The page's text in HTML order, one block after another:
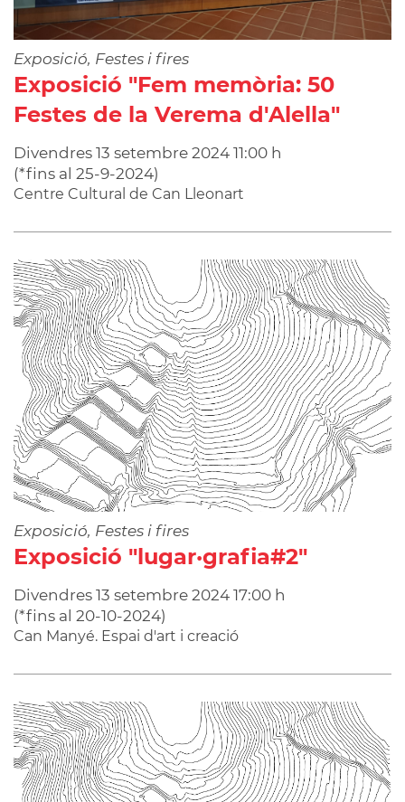
Exposició, Festes i fires
Exposició "Fem memòria: 50
Festes de la Verema d'Alella"
Divendres 13 setembre 2024 11:00 h
(*fins al 25-9-2024)
Centre Cultural de Can Lleonart
Exposició, Festes i fires
Exposició "lugar·grafia#2"
Divendres 13 setembre 2024 17:00 h
(*fins al 20-10-2024)
Can Manyé. Espai d'art i creació